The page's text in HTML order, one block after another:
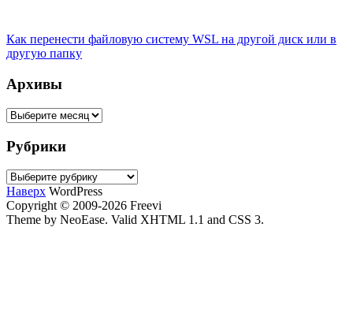
Как перенести файловую систему WSL на другой диск или в
другую папку
Архивы
Архивы
Рубрики
Рубрики
Наверх WordPress
Copyright © 2009-2026 Freevi
Theme by NeoEase. Valid XHTML 1.1 and CSS 3.